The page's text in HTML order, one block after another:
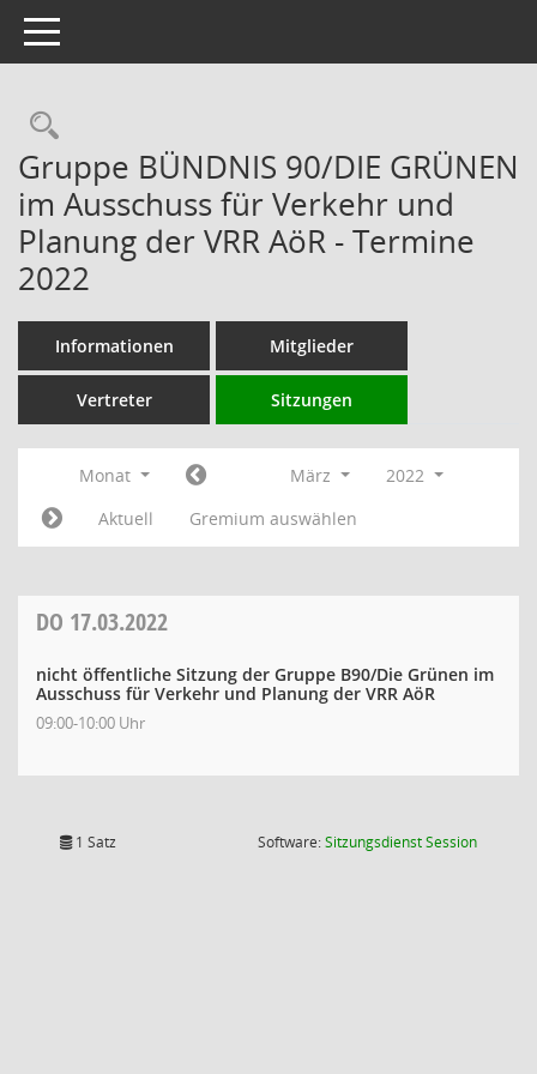
Toggle navigation
Rechercheauswahl
Gruppe BÜNDNIS 90/DIE GRÜNEN
im Ausschuss für Verkehr und
Planung der VRR AöR - Termine
2022
Informationen Mitglieder
Vertreter Sitzungen
Monat März
2022
Aktuell
Gremium auswählen
DO 17.03.2022
nicht öffentliche Sitzung der Gruppe B90/Die Grünen im
Ausschuss für Verkehr und Planung der VRR AöR
09:00-10:00 Uhr
1 Satz Software:SitzungsdienstSession(Wird in